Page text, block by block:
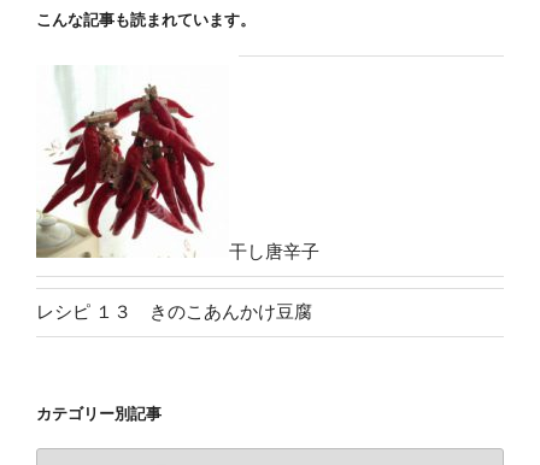
こんな記事も読まれています。
干し唐辛子
レシピ １３ きのこあんかけ豆腐
カテゴリー別記事